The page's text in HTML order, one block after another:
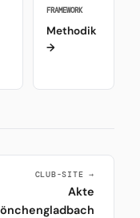
FRAMEWORK
Methodik
→
CLUB-SITE →
Akte